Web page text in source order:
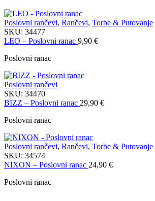
Poslovni rančevi, Rančevi, Torbe & Putovanje
SKU: 34477
LEO – Poslovni ranac 9,90 €
Poslovni ranac
Poslovni rančevi
SKU: 34470
BIZZ – Poslovni ranac 29,90 €
Poslovni ranac
Poslovni rančevi, Rančevi, Torbe & Putovanje
SKU: 34574
NIXON – Poslovni ranac 24,90 €
Poslovni ranac